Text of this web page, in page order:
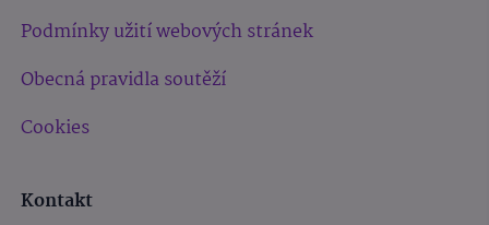
Podmínky užití webových stránek
Obecná pravidla soutěží
Cookies
Kontakt